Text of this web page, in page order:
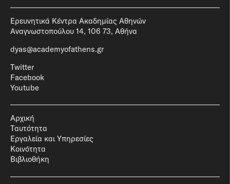
Ερευνητικά Κέντρα Ακαδημίας Αθηνών
Αναγνωστοπούλου 14, 106 73, Αθήνα
dyas@academyofathens.gr
Twitter
Facebook
Youtube
Αρχική
Ταυτότητα
Εργαλεία και Υπηρεσίες
Κοινότητα
Βιβλιοθήκη